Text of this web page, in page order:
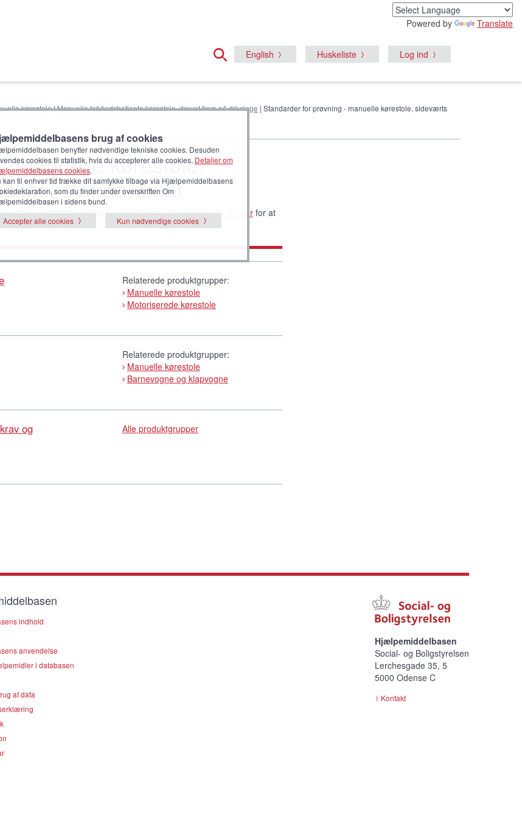
Powered by Translate
English Huskeliste Log ind
kørestole|Manuelle tohåndsbetjente kørestole, drevet frem på drivringe | Standarder for prøvning - manuelle kørestole, sideværts
manuelle kørestole,
standardmål
sammenklappelige, standardmål. Klik påalle standarder for at
Hjælpemiddelbasen.
Relaterede produktgrupper:
Manuelle kørestole
Motoriserede kørestole
Relaterede produktgrupper:
Manuelle kørestole
Barnevogne og klapvogne
og
Alle produktgrupper
indhold
anvendelse
i databasen
af data
Hjælpemiddelbasen
Social- og Boligstyrelsen
Lerchesgade 35, 5
5000 Odense C
Kontakt
brug af cookies
benytter nødvendige tekniske cookies. Desuden
cookies til statistik, hvis du accepterer alle cookies. Detaljer om
cookies.
kan til enhver tid trække dit samtykke tilbage via Hjælpemiddelbasens
som du finder under overskriften Om
i sidens bund.
Accepter alle cookies
Kun nødvendige cookies